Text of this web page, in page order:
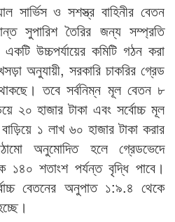
সার্ভিস ও সশস্ত্র বাহিনীর বেতন
সুপারিশ তৈরির জন্য সম্প্রতি
একটি উচ্চপর্যায়ের কমিটি গঠন করা
অনুযায়ী, সরকারি চাকরির গ্রেড
তবে সর্বনিম্ন মূল বেতন ৮
২০ হাজার টাকা এবং সর্বোচ্চ মূল
১ লাখ ৬০ হাজার টাকা করার
অনুমোদিত হলে গ্রেডভেদে
১৪০ শতাংশ পর্যন্ত বৃদ্ধি পাবে।
বেতনের অনুপাত ১:৯.৪ থেকে